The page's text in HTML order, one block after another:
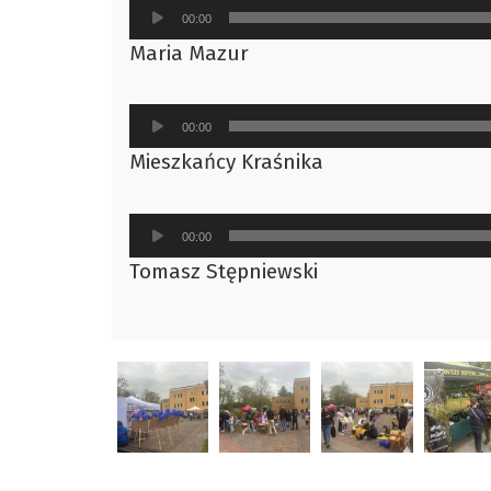
Odtwarzacz
plików
dźwiękowych
00:00
Maria Mazur
Odtwarzacz
plików
dźwiękowych
00:00
Mieszkańcy Kraśnika
Odtwarzacz
plików
dźwiękowych
00:00
Tomasz Stępniewski